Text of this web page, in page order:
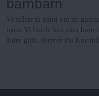
barnbarn
Vi måste ta hand om de
barn. Vi borde låta våra barn
äldre gilla, skriver Pia